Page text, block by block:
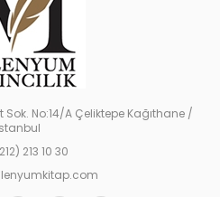
Sok. No:14/A Çeliktepe Kağıthane /
İstanbul
213 10 30